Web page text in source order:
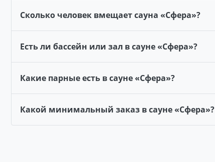
Сколько человек вмещает сауна «Сфера»?
Есть ли бассейн или зал в сауне «Сфера»?
Какие парные есть в сауне «Сфера»?
Какой минимальный заказ в сауне «Сфера»?